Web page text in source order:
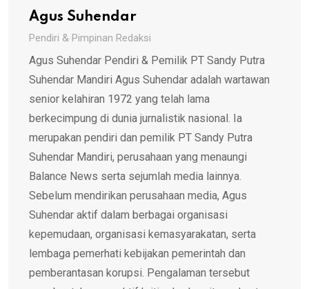
Agus Suhendar
Pendiri & Pimpinan Redaksi
Agus Suhendar Pendiri & Pemilik PT Sandy Putra
Suhendar Mandiri Agus Suhendar adalah wartawan
senior kelahiran 1972 yang telah lama
berkecimpung di dunia jurnalistik nasional. Ia
merupakan pendiri dan pemilik PT Sandy Putra
Suhendar Mandiri, perusahaan yang menaungi
Balance News serta sejumlah media lainnya.
Sebelum mendirikan perusahaan media, Agus
Suhendar aktif dalam berbagai organisasi
kepemudaan, organisasi kemasyarakatan, serta
lembaga pemerhati kebijakan pemerintah dan
pemberantasan korupsi. Pengalaman tersebut